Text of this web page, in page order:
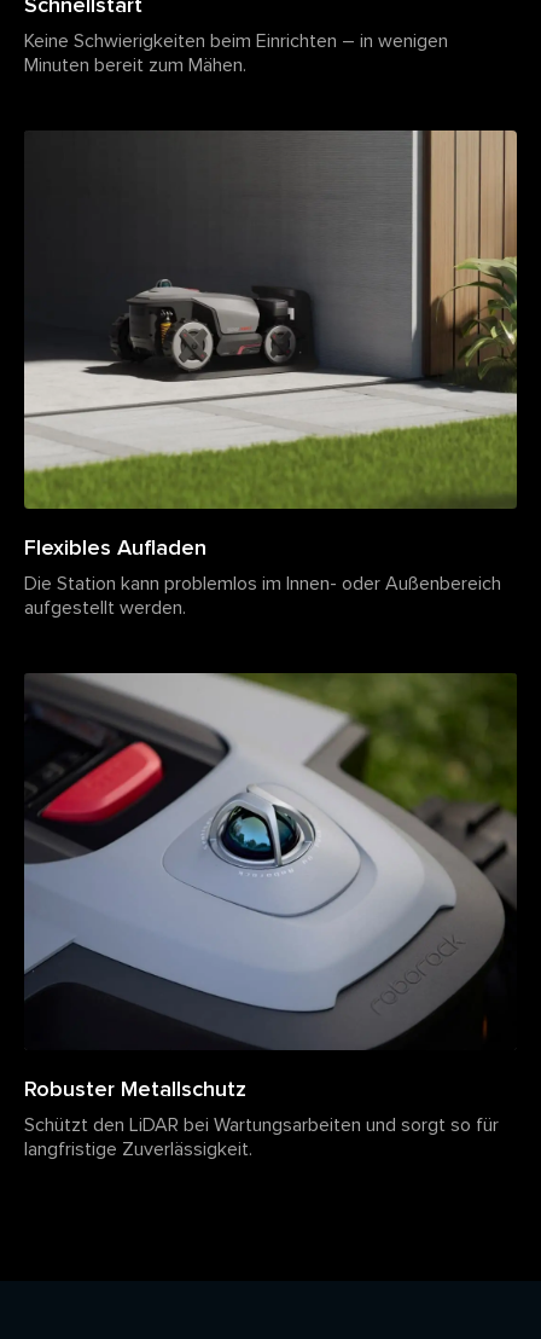
Keine Schwierigkeiten beim Einrichten – in wenigen
Minuten bereit zum Mähen.
Flexibles Aufladen
Die Station kann problemlos im Innen- oder Außenbereich
aufgestellt werden.
Robuster Metallschutz
Schützt den LiDAR bei Wartungsarbeiten und sorgt so für
langfristige Zuverlässigkeit.